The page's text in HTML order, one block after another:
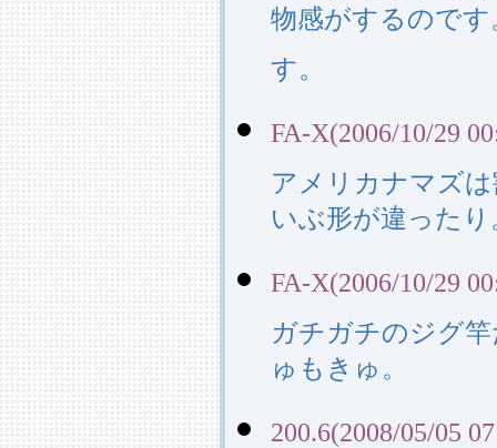
物感がするので
す。
FA-X(2006/10/29
アメリカナマズ
いぶ形が違った
FA-X(2006/10/29
ガチガチのジグ
ゅもきゅ。
200.6(2008/05/05